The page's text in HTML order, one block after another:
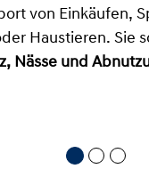
von Einkäufen,
Haustieren. Sie
Nässe und